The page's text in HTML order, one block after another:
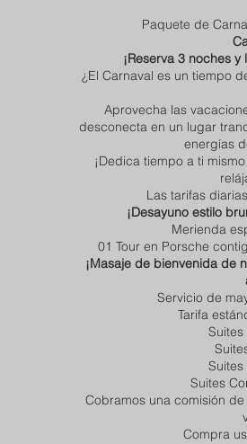
Paquete de
¡Reserva 3 noches
¿El Carnaval es un tiempo
Aprovecha las
desconecta en un lugar
energías
¡Dedica tiempo a ti
Las tarifas
¡Desayuno estilo
Merienda
01 Tour en Porsche
¡Masaje de bienvenida de
Servicio de
Tarifa
Suites
Cobramos una comisión
Compra